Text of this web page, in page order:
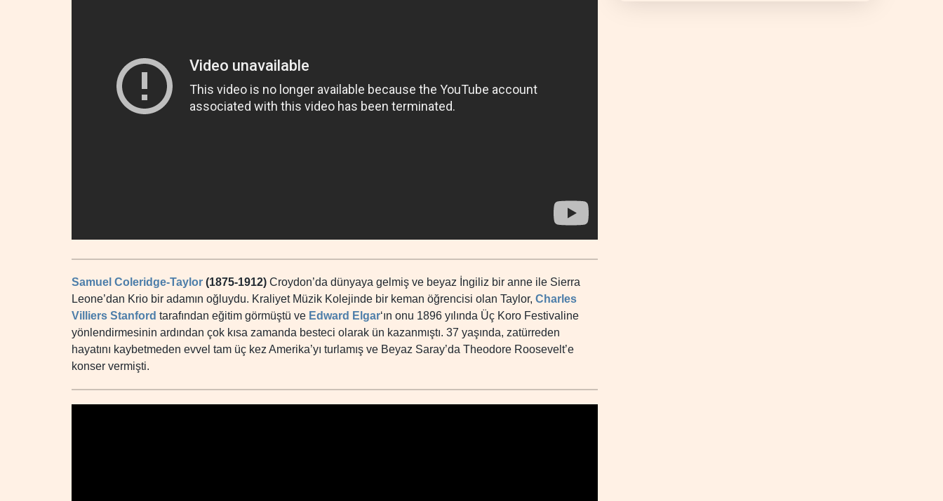
Samuel Coleridge-Taylor (1875-1912) Croydon’da dünyaya gelmiş ve beyaz İngiliz bir anne ile Sierra
Leone’dan Krio bir adamın oğluydu. Kraliyet Müzik Kolejinde bir keman öğrencisi olan Taylor, Charles
Villiers Stanford tarafından eğitim görmüştü ve Edward Elgar‘ın onu 1896 yılında Üç Koro Festivaline
yönlendirmesinin ardından çok kısa zamanda besteci olarak ün kazanmıştı. 37 yaşında, zatürreden
hayatını kaybetmeden evvel tam üç kez Amerika’yı turlamış ve Beyaz Saray’da Theodore Roosevelt’e
konser vermişti.